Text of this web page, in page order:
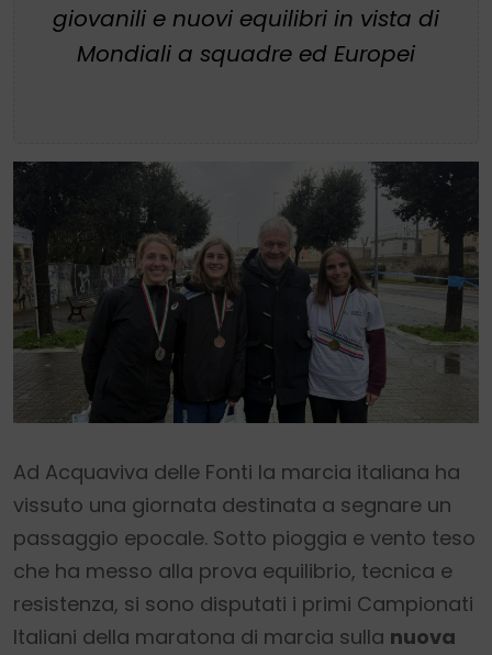
giovanili e nuovi equilibri in vista di
Mondiali a squadre ed Europei
Ad Acquaviva delle Fonti la marcia italiana ha
vissuto una giornata destinata a segnare un
passaggio epocale. Sotto pioggia e vento teso
che ha messo alla prova equilibrio, tecnica e
resistenza, si sono disputati i primi Campionati
Italiani della maratona di marcia sulla nuova